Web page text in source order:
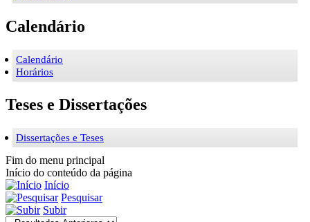
Calendário
Calendário
Horários
Teses e Dissertações
Dissertações e Teses
Fim do menu principal
Início do conteúdo da página
Início
Pesquisar
Subir